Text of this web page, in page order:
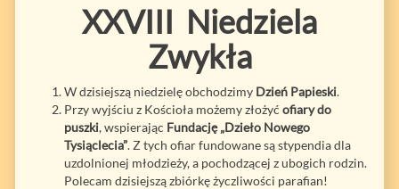
XXVIII Niedziela
Zwykła
W dzisiejszą niedzielę obchodzimy Dzień Papieski.
Przy wyjściu z Kościoła możemy złożyć ofiary do
puszki, wspierając Fundację „Dzieło Nowego
Tysiąclecia”. Z tych ofiar fundowane są stypendia dla
uzdolnionej młodzieży, a pochodzącej z ubogich rodzin.
Polecam dzisiejszą zbiórkę życzliwości parafian!